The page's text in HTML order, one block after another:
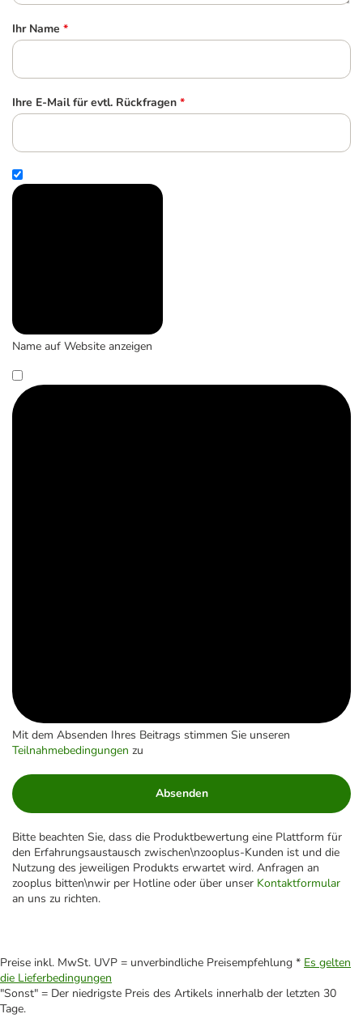
Ihr Name *
Ihre E-Mail für evtl. Rückfragen *
Name auf Website anzeigen
Mit dem Absenden Ihres Beitrags stimmen Sie unseren
Teilnahmebedingungen zu
Absenden
Bitte beachten Sie, dass die Produktbewertung eine Plattform für
den Erfahrungsaustausch zwischen\nzooplus-Kunden ist und die
Nutzung des jeweiligen Produkts erwartet wird. Anfragen an
zooplus bitten\nwir per Hotline oder über unser Kontaktformular
an uns zu richten.
Preise inkl. MwSt. UVP = unverbindliche Preisempfehlung * Es gelten
die Lieferbedingungen
"Sonst" = Der niedrigste Preis des Artikels innerhalb der letzten 30
Tage.